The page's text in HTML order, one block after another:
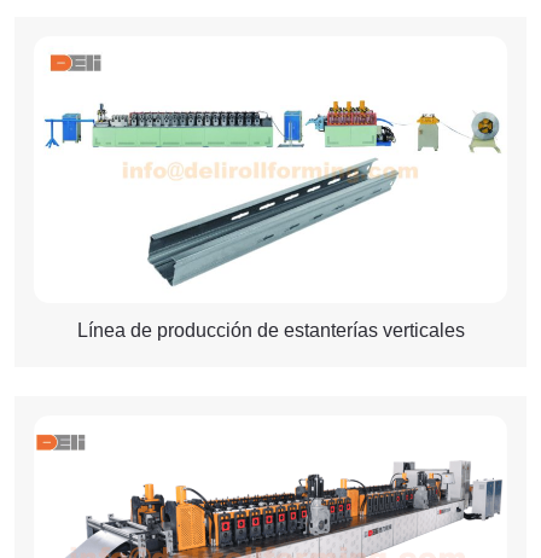
Línea de producción de estanterías verticales